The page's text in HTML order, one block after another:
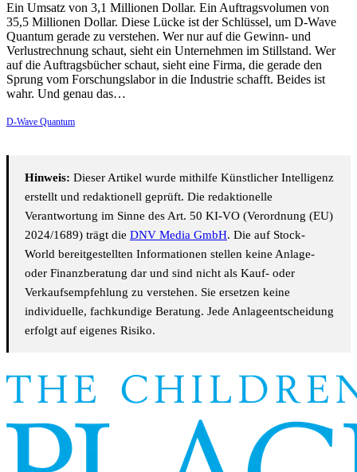
Ein Umsatz von 3,1 Millionen Dollar. Ein Auftragsvolumen von
35,5 Millionen Dollar. Diese Lücke ist der Schlüssel, um D-Wave
Quantum gerade zu verstehen. Wer nur auf die Gewinn- und
Verlustrechnung schaut, sieht ein Unternehmen im Stillstand. Wer
auf die Auftragsbücher schaut, sieht eine Firma, die gerade den
Sprung vom Forschungslabor in die Industrie schafft. Beides ist
wahr. Und genau das…
D-Wave Quantum
Hinweis: Dieser Artikel wurde mithilfe Künstlicher Intelligenz
erstellt und redaktionell geprüft. Die redaktionelle
Verantwortung im Sinne des Art. 50 KI-VO (Verordnung (EU)
2024/1689) trägt die DNV Media GmbH. Die auf Stock-
World bereitgestellten Informationen stellen keine Anlage-
oder Finanzberatung dar und sind nicht als Kauf- oder
Verkaufsempfehlung zu verstehen. Sie ersetzen keine
individuelle, fachkundige Beratung. Jede Anlageentscheidung
erfolgt auf eigenes Risiko.